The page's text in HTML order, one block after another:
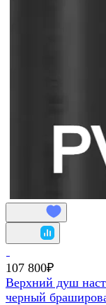
107 800₽
Верхний душ
черный